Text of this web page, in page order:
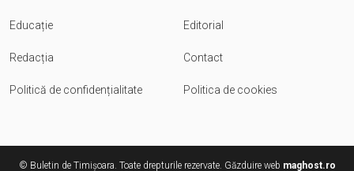
Educație Editorial
Redacția Contact
Politică de confidențialitate Politica de cookies
© Buletin de Timișoara. Toate drepturile rezervate. Găzduire web maghost.ro